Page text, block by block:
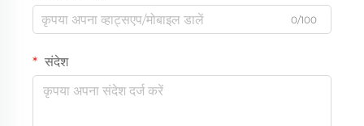
0/100
संदेश